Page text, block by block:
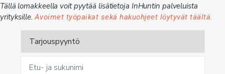
Tällä lomakkeella voit pyytää lisätietoja InHuntin palveluista
yrityksille.Avoimet työpaikat sekä hakuohjeet löytyvät täältä.